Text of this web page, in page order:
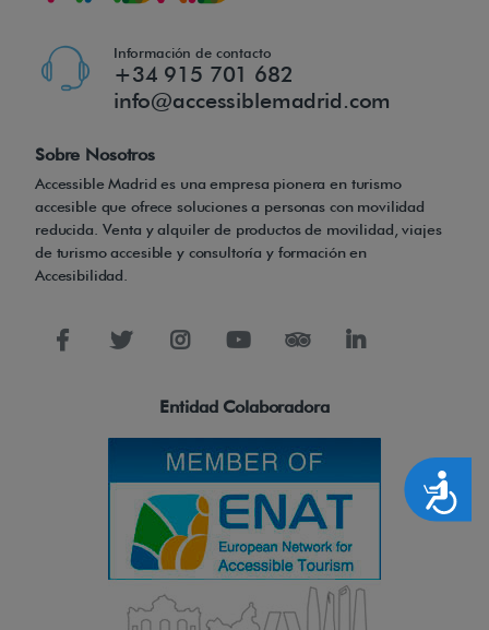
Accesibilidad
Información de contacto
+34 915 701 682
info@accessiblemadrid.com
Sobre Nosotros
Accessible Madrid es una empresa pionera en turismo
accesible que ofrece soluciones a personas con movilidad
reducida. Venta y alquiler de productos de movilidad, viajes
de turismo accesible y consultoría y formación en
Accesibilidad.
Entidad Colaboradora